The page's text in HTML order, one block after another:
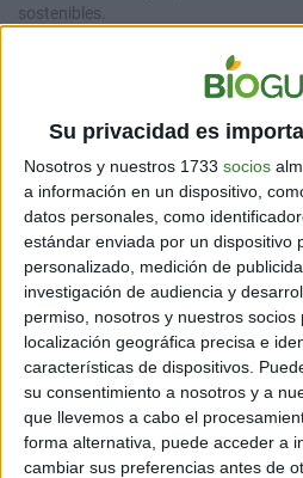
Su privacidad es
Nosotros y nuestros 1733 socios
a información en un dispositivo,
datos personales, como
estándar enviada por un dispositivo
personalizado, medición de
investigación de audiencia y
permiso, nosotros y nuestros
localización geográfica precisa e
características de dispositivos.
su consentimiento a nosotros y a
que llevemos a cabo el
forma alternativa, puede acceder a
cambiar sus preferencias antes de
sostenibles.
AMBIENTE
Científicos revelan secreto de
3 min| 20/10/2025
Un estudio revela que dos géneros
mediante rutas enzimáticas distintas,
posibilidades.